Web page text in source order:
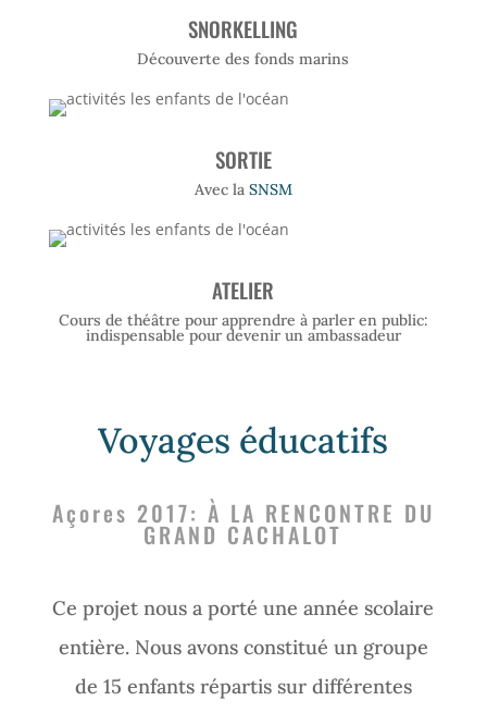
SNORKELLING
Découverte des fonds marins
SORTIE
Avec la SNSM
ATELIER
Cours de théâtre pour apprendre à parler en public:
indispensable pour devenir un ambassadeur
Voyages éducatifs
Açores 2017: À LA RENCONTRE DU
GRAND CACHALOT
Ce projet nous a porté une année scolaire
entière. Nous avons constitué un groupe
de 15 enfants répartis sur différentes